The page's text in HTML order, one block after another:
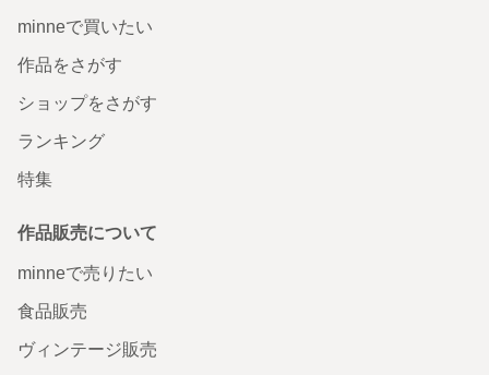
minneで買いたい
作品をさがす
ショップをさがす
ランキング
特集
作品販売について
minneで売りたい
食品販売
ヴィンテージ販売